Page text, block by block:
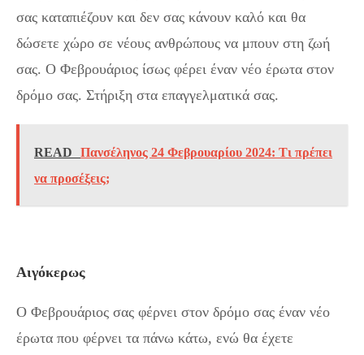
σας καταπιέζουν και δεν σας κάνουν καλό και θα
δώσετε χώρο σε νέους ανθρώπους να μπουν στη ζωή
σας. Ο Φεβρουάριος ίσως φέρει έναν νέο έρωτα στον
δρόμο σας. Στήριξη στα επαγγελματικά σας.
READ
Πανσέληνος 24 Φεβρουαρίου 2024: Τι πρέπει
να προσέξεις;
Αιγόκερως
Ο Φεβρουάριος σας φέρνει στον δρόμο σας έναν νέο
έρωτα που φέρνει τα πάνω κάτω, ενώ θα έχετε